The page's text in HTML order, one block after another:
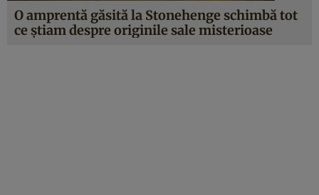
O amprentă găsită la Stonehenge schimbă tot
ce știam despre originile sale misterioase